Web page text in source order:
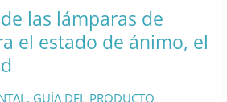
las lámparas de
el estado de ánimo, el
, GUÍA DEL PRODUCTO